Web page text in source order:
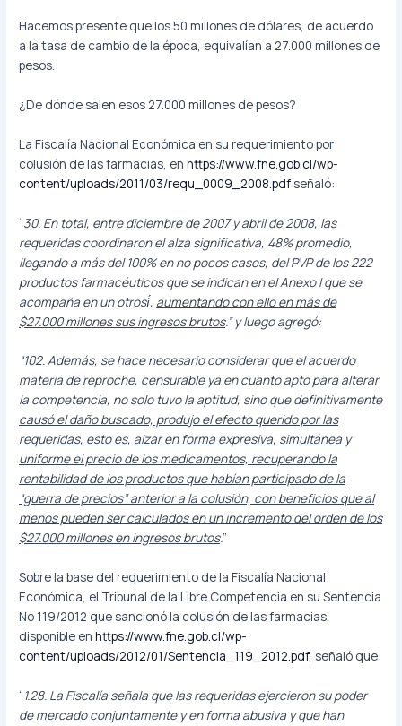
Hacemos presente que los 50 millones de dólares, de acuerdo
a la tasa de cambio de la época, equivalían a 27.000 millones de
pesos.
¿De dónde salen esos 27.000 millones de pesos?
La Fiscalía Nacional Económica en su requerimiento por
colusión de las farmacias, enhttps://www.fne.gob.cl/wp-
content/uploads/2011/03/requ_0009_2008.pdf señaló:
“30. En total, entre diciembre de 2007 y abril de 2008, las
requeridas coordinaron el alza significativa, 48% promedio,
llegando a más del 100% en no pocos casos, del PVP de los 222
productos farmacéuticos que se indican en el Anexo I que se
acompaña en un otrosí́, aumentando con ello en más de
$27.000 millones sus ingresos brutos.” y luego agregó:
“102. Además, se hace necesario considerar que el acuerdo
materia de reproche, censurable ya en cuanto apto para alterar
la competencia, no solo tuvo la aptitud, sino que definitivamente
causó el daño buscado, produjo el efecto querido por las
requeridas, esto es, alzar en forma expresiva, simultánea y
uniforme el precio de los medicamentos, recuperando la
rentabilidad de los productos que habían participado de la
“guerra de precios” anterior a la colusión, con beneficios que al
menos pueden ser calculados en un incremento del orden de los
$27.000 millones en ingresos brutos.”
Sobre la base del requerimiento de la Fiscalía Nacional
Económica, el Tribunal de la Libre Competencia en su Sentencia
No 119/2012 que sancionó la colusión de las farmacias,
disponible enhttps://www.fne.gob.cl/wp-
content/uploads/2012/01/Sentencia_119_2012.pdf, señaló que:
“1.28. La Fiscalía señala que las requeridas ejercieron su poder
de mercado conjuntamente y en forma abusiva y que han